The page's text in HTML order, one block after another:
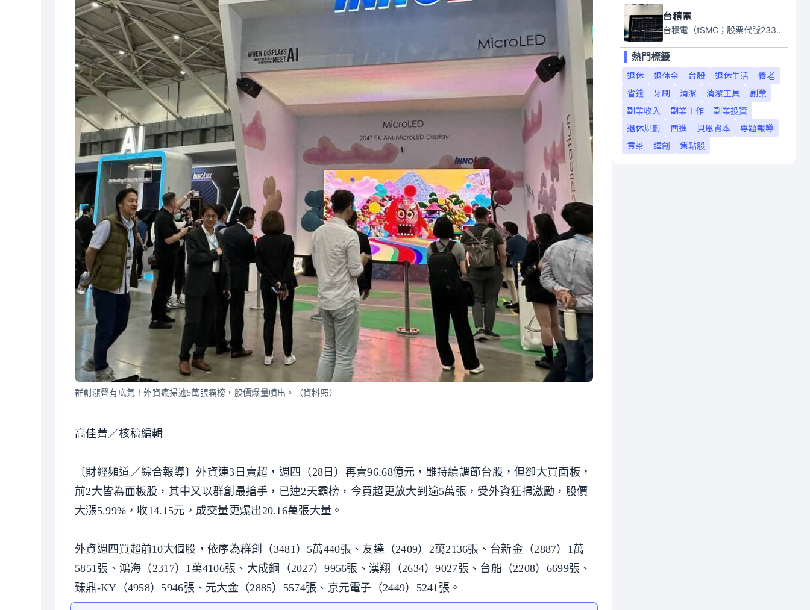
群創漲聲有底氣！外資瘋掃逾5萬張霸榜，股價爆量噴出。（資料照）
高佳菁／核稿編輯
〔財經頻道／綜合報導〕外資連3日賣超，週四（28日）再賣96.68億元，雖持續調節台股，但卻大買面板，
前2大皆為面板股，其中又以群創最搶手，已連2天霸榜，今買超更放大到逾5萬張，受外資狂掃激勵，股價
大漲5.99%，收14.15元，成交量更爆出20.16萬張大量。
外資週四買超前10大個股，依序為群創（3481）5萬440張、友達（2409）2萬2136張、台新金（2887）1萬
5851張、鴻海（2317）1萬4106張、大成鋼（2027）9956張、漢翔（2634）9027張、台船（2208）6699張、
臻鼎-KY（4958）5946張、元大金（2885）5574張、京元電子（2449）5241張。
台積電
台積電（tSMC；股票代號2330）是全球領先的半導體代工公司，成立於1987年，總部位於台灣新竹。且已於美國、日本、德國及中國設廠，台積電是全球首家專業積體電路製造服務公司，也是全球最先進和最大規模的半導體代工廠。
熱門標籤
退休
退休金 台股 退休生活
養老
省錢
牙刷 清潔 清潔工具
副業
副業收入
副業工作
副業投資
退休規劃
西進 貝恩資本
專題報導
貢茶
緯創 焦點股